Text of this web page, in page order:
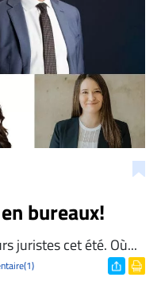
bureaux!
juristes cet été. Où...